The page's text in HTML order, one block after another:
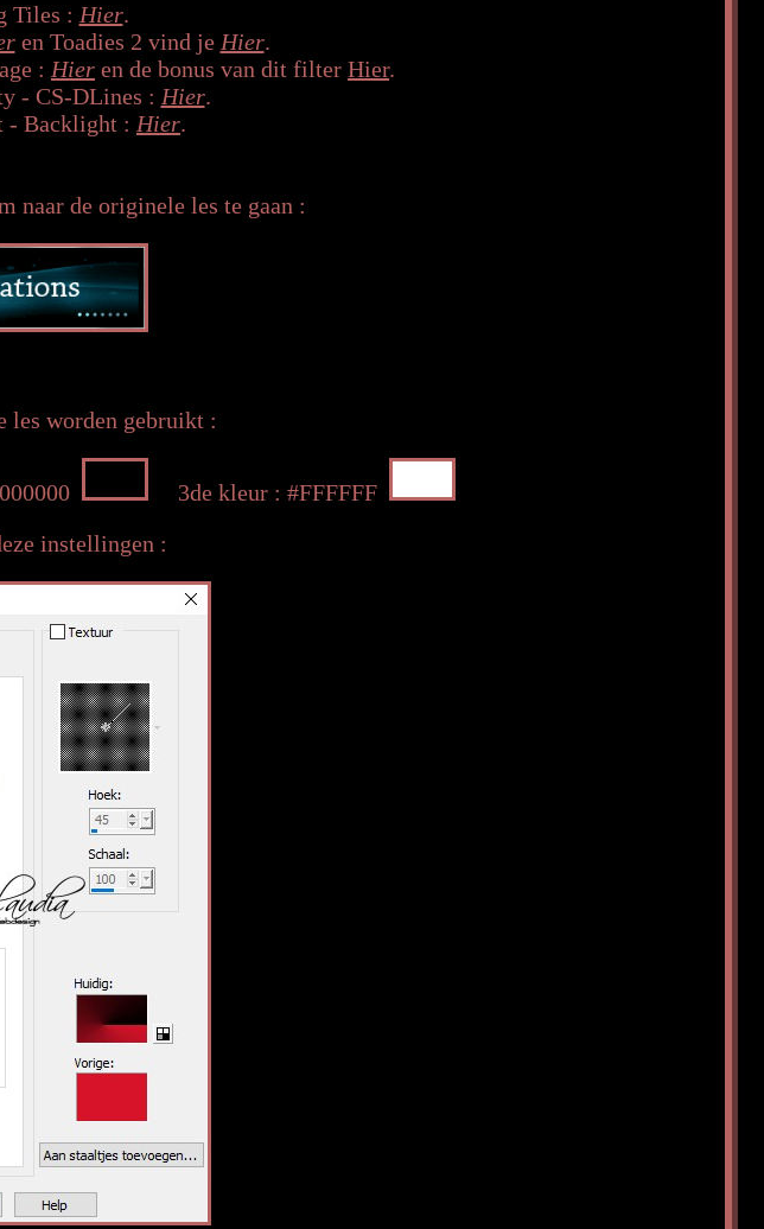
Tiles : Hier.
en Toadies 2 vind je Hier.
: Hier en de bonus van dit filter Hier.
- CS-DLines : Hier.
- Backlight : Hier.
naar de originele les te gaan :
les worden gebruikt :
3de kleur : #FFFFFF
instellingen :